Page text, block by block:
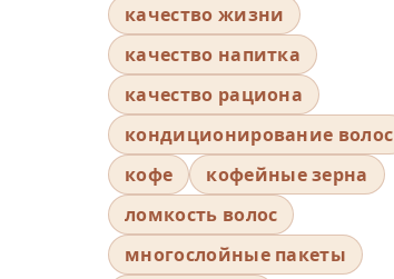
качество жизни
качество напитка
качество рациона
кондиционирование волос
кофе
кофейные зерна
ломкость волос
многослойные пакеты